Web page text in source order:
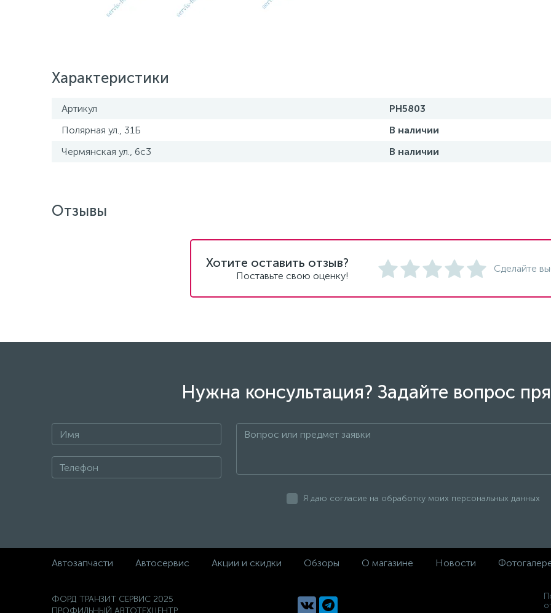
Характеристики
Артикул
PH5803
Полярная ул., 31Б
В наличии
Чермянская ул., 6с3
В наличии
Отзывы
Хотите оставить отзыв?
Поставьте свою оценку!
Сделайте
Нужна консультация? Задайте вопрос
Я даю согласие на обработку моих персональных данных
Автозапчасти Автосервис Акции и скидки Обзоры О магазине Новости
ФОРД ТРАНЗИТ СЕРВИС 2025
ПРОФИЛЬНЫЙ АВТОТЕХЦЕНТР